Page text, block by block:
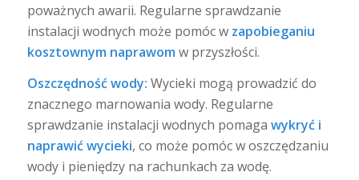
poważnych awarii. Regularne sprawdzanie
instalacji wodnych może pomóc w zapobieganiu
kosztownym naprawom w przyszłości.
Oszczędność wody: Wycieki mogą prowadzić do
znacznego marnowania wody. Regularne
sprawdzanie instalacji wodnych pomaga wykryć i
naprawić wycieki, co może pomóc w oszczędzaniu
wody i pieniędzy na rachunkach za wodę.